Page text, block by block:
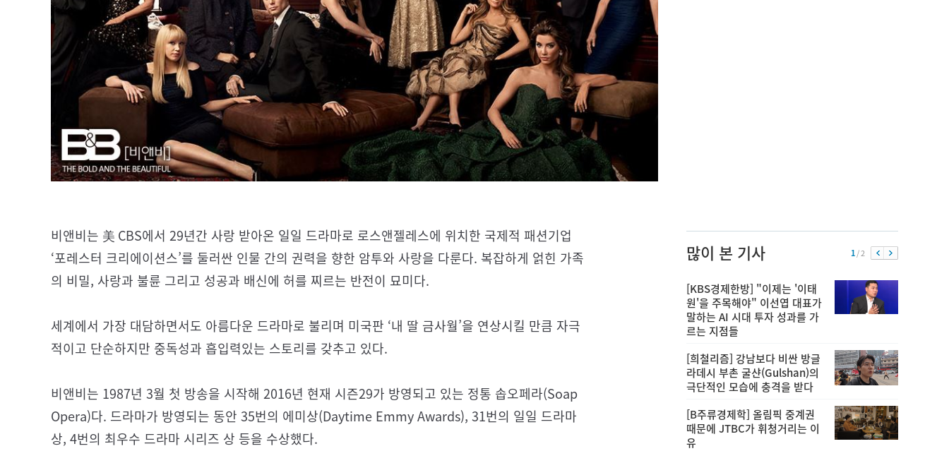
비앤비는 美 CBS에서 29년간 사랑 받아온 일일 드라마로 로스앤젤레스에 위치한 국제적 패션기업
‘포레스터 크리에이션스’를 둘러싼 인물 간의 권력을 향한 암투와 사랑을 다룬다. 복잡하게 얽힌 가족
의 비밀, 사랑과 불륜 그리고 성공과 배신에 허를 찌르는 반전이 묘미다.
세계에서 가장 대담하면서도 아름다운 드라마로 불리며 미국판 ‘내 딸 금사월’을 연상시킬 만큼 자극
적이고 단순하지만 중독성과 흡입력있는 스토리를 갖추고 있다.
비앤비는 1987년 3월 첫 방송을 시작해 2016년 현재 시즌29가 방영되고 있는 정통 솝오페라(Soap
Opera)다. 드라마가 방영되는 동안 35번의 에미상(Daytime Emmy Awards), 31번의 일일 드라마
상, 4번의 최우수 드라마 시리즈 상 등을 수상했다.
많이 본 기사 1/ 2
[KBS경제한방] "이제는 '이태
원'을 주목해야" 이선엽 대표가
말하는 AI 시대 투자 성과를 가
르는 지점들
[희철리즘] 강남보다 비싼 방글
라데시 부촌 굴샨(Gulshan)의
극단적인 모습에 충격을 받다
[B주류경제학] 올림픽 중계권
때문에 JTBC가 휘청거리는 이
유